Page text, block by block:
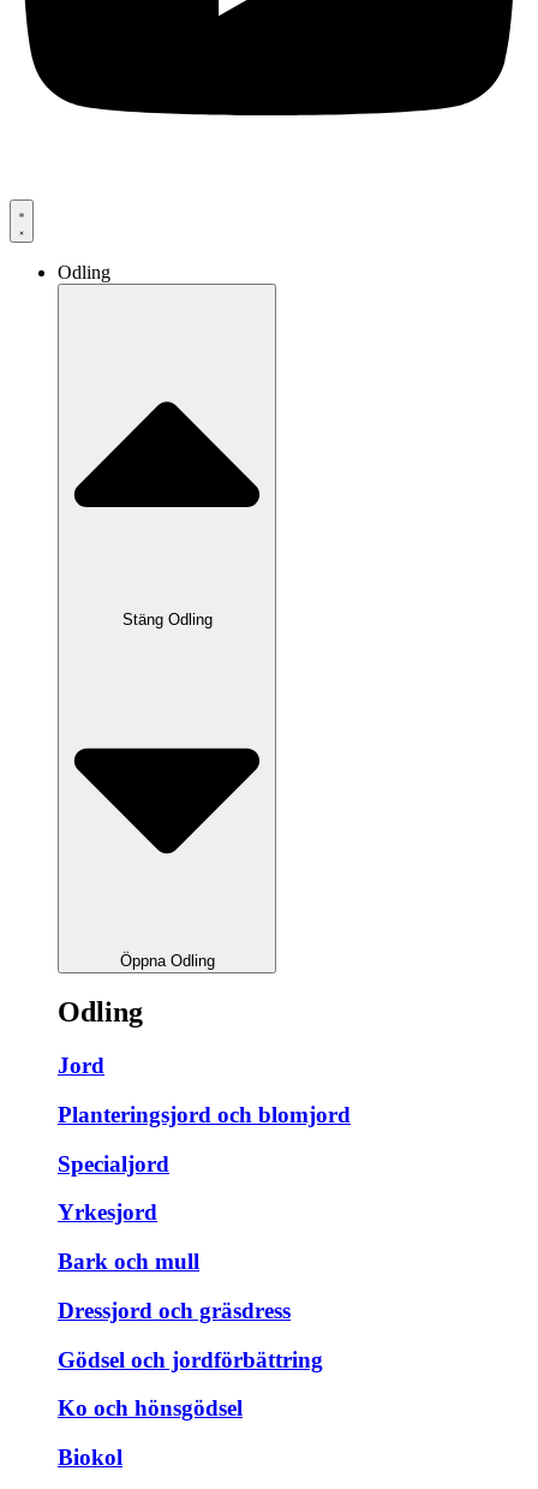
Odling
Stäng Odling
Öppna Odling
Odling
Jord
Planteringsjord och blomjord
Specialjord
Yrkesjord
Bark och mull
Dressjord och gräsdress
Gödsel och jordförbättring
Ko och hönsgödsel
Biokol